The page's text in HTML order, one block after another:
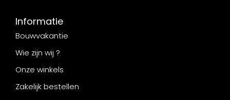
Informatie
Bouwvakantie
Wie zijn wij ?
Onze winkels
Zakelijk bestellen